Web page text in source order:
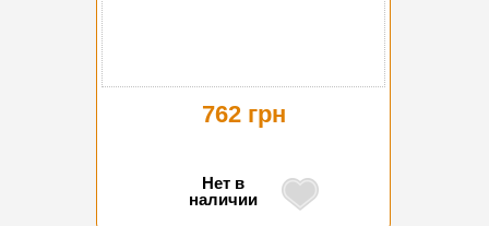
762 грн
Нет в
наличии